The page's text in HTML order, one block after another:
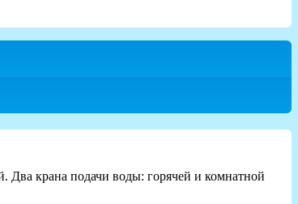
Два крана подачи воды: горячей и комнатной